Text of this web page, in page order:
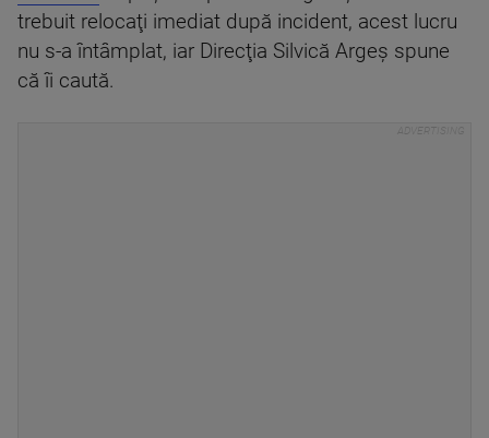
trebuit relocaţi imediat după incident, acest lucru
nu s-a întâmplat, iar Direcţia Silvică Argeş spune
că îi caută.